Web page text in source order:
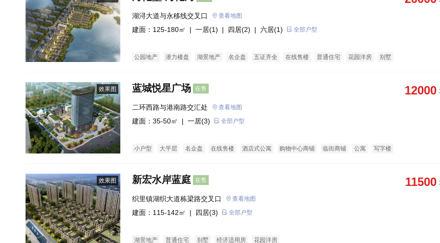
湖浔大道与永移线交叉口 查看地图
建面：125-180㎡ | 一居(1) | 四居(2) | 六居(1) 全部户型
公园地产 潜力楼盘 湖景地产 名企盘 五证齐全 在线售楼 普通住宅 花园洋房 别墅
效果图 蓝城悦星广场 在售 12000
二环西路与港南路交汇处 查看地图
建面：35-50㎡ | 一居(3) 全部户型
小户型 大平层 名企盘 在线售楼 酒店式公寓 购物中心商铺 临街商铺 公寓 写字楼
效果图 新宏水岸蓝庭 在售 11500
织里镇湖织大道栋梁路交叉口 查看地图
建面：115-142㎡ | 四居(3) 全部户型
湖景地产 普通住宅 别墅 经济适用房 花园洋房